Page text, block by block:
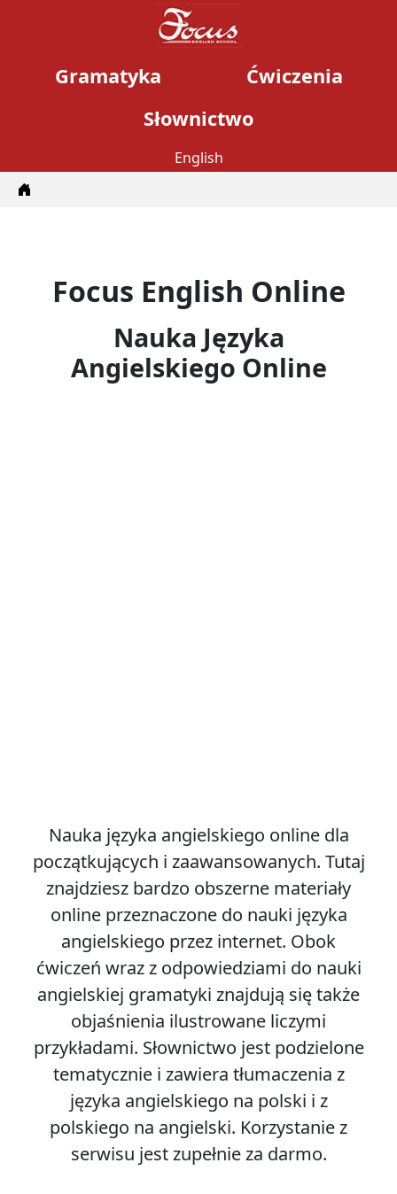
Gramatyka
Ćwiczenia
Słownictwo
English
Focus English Online
Nauka Języka
Angielskiego Online
Nauka języka angielskiego online dla
początkujących i zaawansowanych. Tutaj
znajdziesz bardzo obszerne materiały
online przeznaczone do nauki języka
angielskiego przez internet. Obok
ćwiczeń wraz z odpowiedziami do nauki
angielskiej gramatyki znajdują się także
objaśnienia ilustrowane liczymi
przykładami. Słownictwo jest podzielone
tematycznie i zawiera tłumaczenia z
języka angielskiego na polski i z
polskiego na angielski. Korzystanie z
serwisu jest zupełnie za darmo.